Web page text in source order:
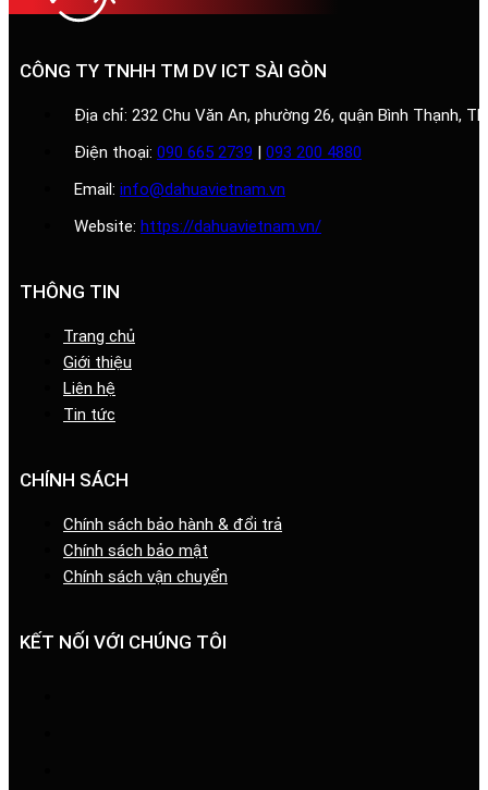
CÔNG TY TNHH TM DV ICT SÀI GÒN
Địa chỉ: 232 Chu Văn An, phường 26, quận Bình Thạnh,
Điện thoại: 090 665 2739 | 093 200 4880
Email: info@dahuavietnam.vn
Website: https://dahuavietnam.vn/
THÔNG TIN
Trang chủ
Giới thiệu
Liên hệ
Tin tức
CHÍNH SÁCH
Chính sách bảo hành & đổi trả
Chính sách bảo mật
Chính sách vận chuyển
KẾT NỐI VỚI CHÚNG TÔI